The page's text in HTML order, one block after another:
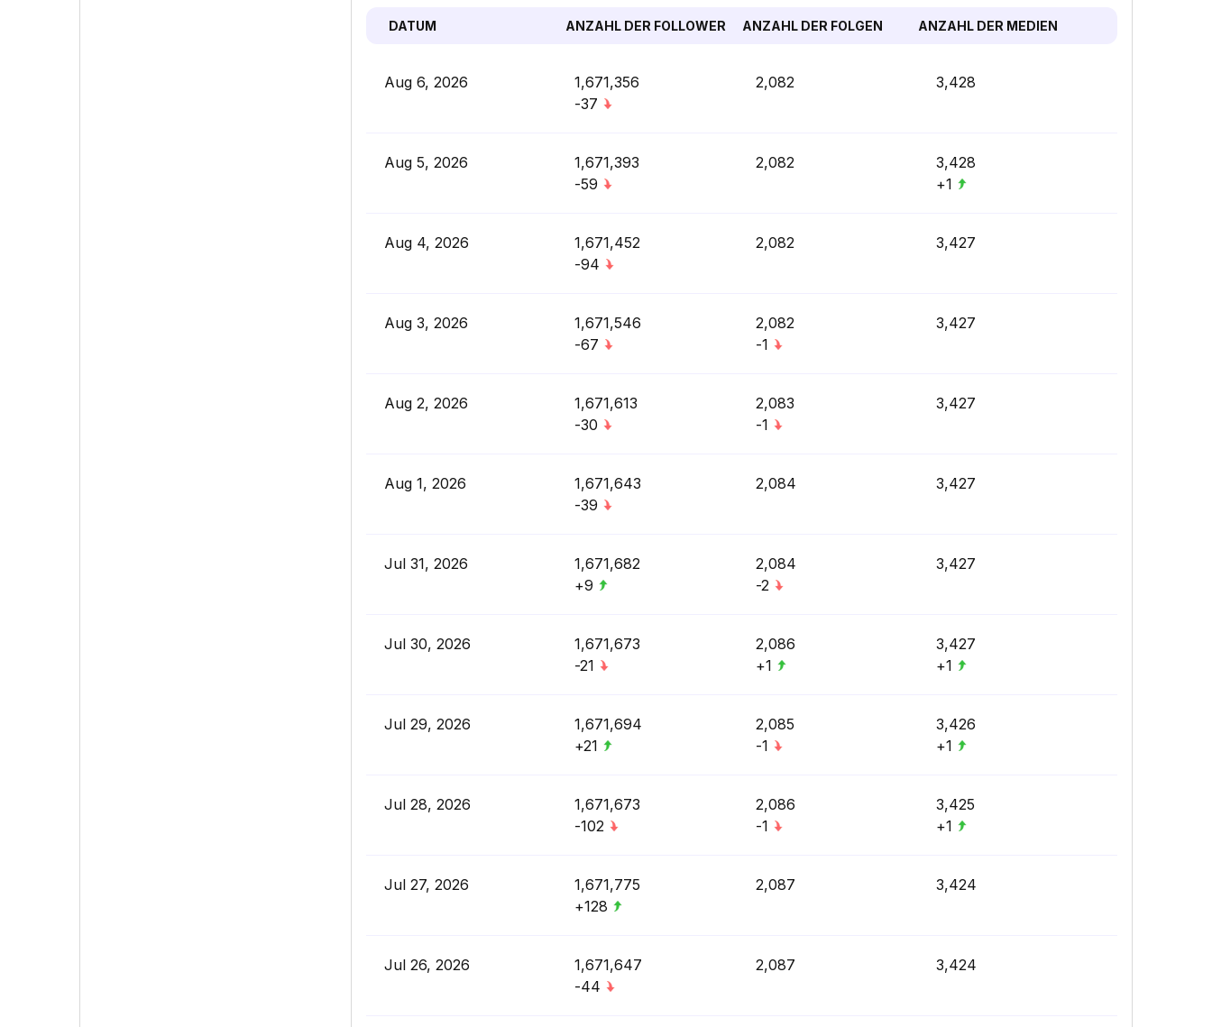
DATUM ANZAHL DER FOLLOWER ANZAHL DER FOLGEN ANZAHL DER MEDIEN
Aug 6, 2026
1,671,356
-37
2,082 3,428
Aug 5, 2026
1,671,393
-59
2,082
3,428
+1
Aug 4, 2026
1,671,452
-94
2,082 3,427
Aug 3, 2026
1,671,546
-67
2,082
-1
3,427
Aug 2, 2026
1,671,613
-30
2,083
-1
3,427
Aug 1, 2026
1,671,643
-39
2,084 3,427
Jul 31, 2026
1,671,682
+9
2,084
-2
3,427
Jul 30, 2026
1,671,673
-21
2,086
+1
3,427
+1
Jul 29, 2026
1,671,694
+21
2,085
-1
3,426
+1
Jul 28, 2026
1,671,673
-102
2,086
-1
3,425
+1
Jul 27, 2026
1,671,775
+128
2,087 3,424
Jul 26, 2026
1,671,647
-44
2,087 3,424